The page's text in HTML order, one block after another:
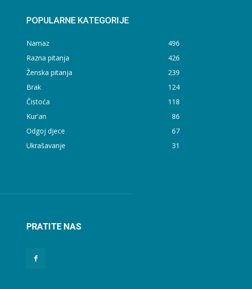
POPULARNE KATEGORIJE
Namaz
496
Razna pitanja
426
Ženska pitanja
239
Brak
124
Čistoća
118
Kur'an
86
Odgoj djece
67
Ukrašavanje
31
PRATITE NAS